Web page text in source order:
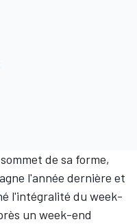
de sa forme,
l'année dernière et
l'intégralité du week-
un week-end